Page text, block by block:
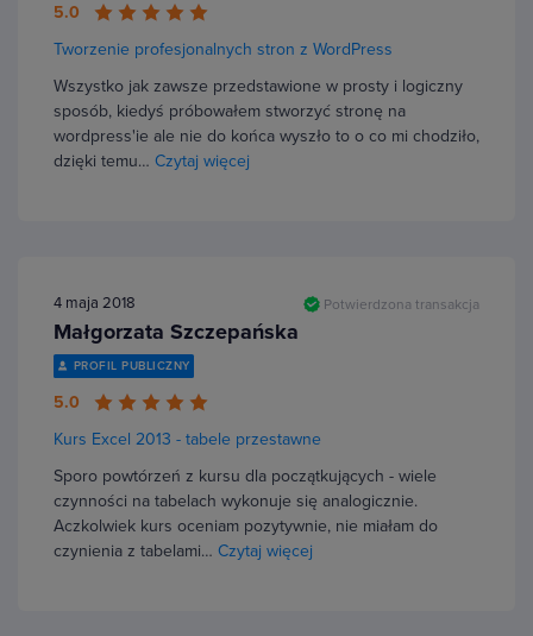
5.0
Tworzenie profesjonalnych stron z WordPress
Wszystko jak zawsze przedstawione w prosty i logiczny
sposób, kiedyś próbowałem stworzyć stronę na
wordpress'ie ale nie do końca wyszło to o co mi chodziło,
dzięki temu… Czytaj więcej
4 maja 2018 Potwierdzona transakcja
Małgorzata Szczepańska
PROFIL PUBLICZNY
5.0
Kurs Excel 2013 - tabele przestawne
Sporo powtórzeń z kursu dla początkujących - wiele
czynności na tabelach wykonuje się analogicznie.
Aczkolwiek kurs oceniam pozytywnie, nie miałam do
czynienia z tabelami… Czytaj więcej